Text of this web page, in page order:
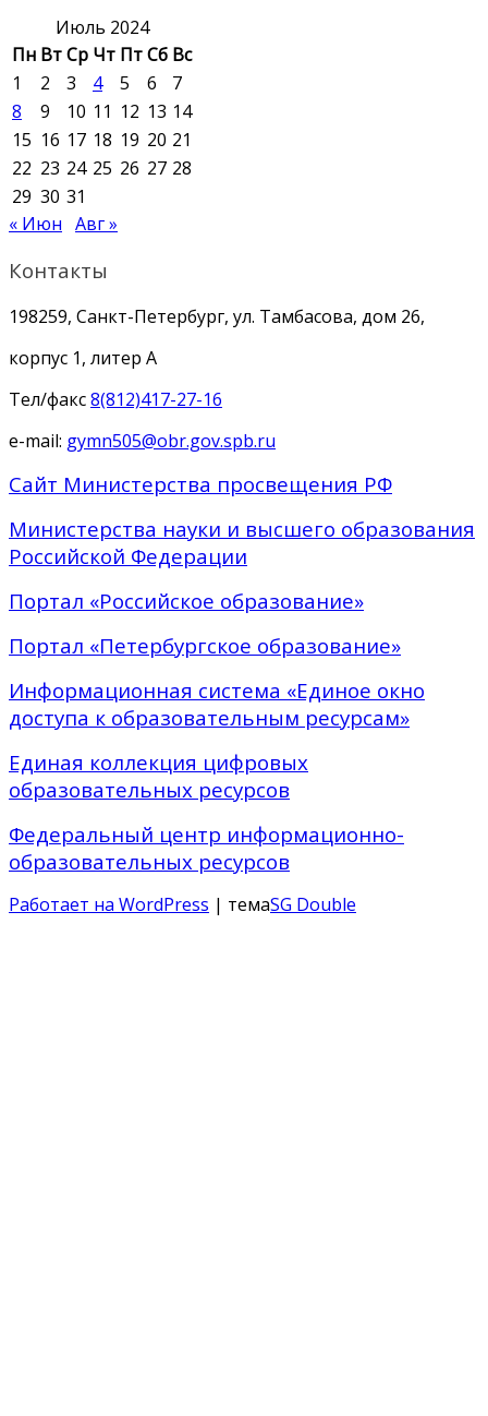
Июль 2024
Пн ВтСр Чт ПтСб Вс
1
2 3 4 5 6
7
8
9 10 11 12 13 14
15 16 17 18 19 20 21
22 23 24 25 26 27 28
29 30 31
« Июн Авг »
Контакты
198259, Санкт-Петербург, ул. Тамбасова, дом 26,
корпус 1, литер А
Тел/факс8(812)417-27-16
e-mail: gymn505@obr.gov.spb.ru
Сайт Министерства просвещения РФ
Министерства науки и высшего образования
Российской Федерации
Портал «Российское образование»
Портал «Петербургское образование»
Информационная система «Единое окно
доступа к образовательным ресурсам»
Единая коллекция цифровых
образовательных ресурсов
Федеральный центр информационно-
образовательных ресурсов
Работает на WordPress | темаSG Double